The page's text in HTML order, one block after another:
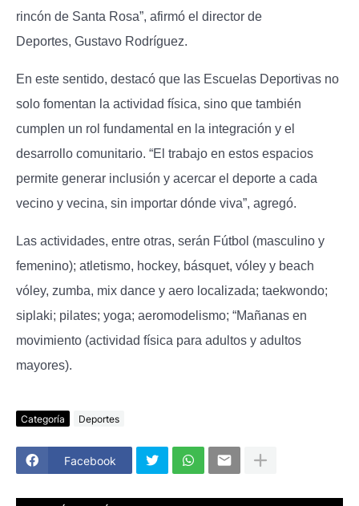
rincón de Santa Rosa”, afirmó el director de
Deportes, Gustavo Rodríguez.
En este sentido, destacó que las Escuelas Deportivas no
solo fomentan la actividad física, sino que también
cumplen un rol fundamental en la integración y el
desarrollo comunitario. “El trabajo en estos espacios
permite generar inclusión y acercar el deporte a cada
vecino y vecina, sin importar dónde viva”, agregó.
Las actividades, entre otras, serán Fútbol (masculino y
femenino); atletismo, hockey, básquet, vóley y beach
vóley, zumba, mix dance y aero localizada; taekwondo;
siplaki; pilates; yoga; aeromodelismo; “Mañanas en
movimiento (actividad física para adultos y adultos
mayores).
Categoría Deportes
Facebook